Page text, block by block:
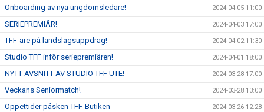
Onboarding av nya ungdomsledare! 2024-04-05 11:00
SERIEPREMIÄR! 2024-04-03 17:00
TFF-are på landslagsuppdrag! 2024-04-02 11:30
Studio TFF inför seriepremiären! 2024-04-01 18:00
NYTT AVSNITT AV STUDIO TFF UTE! 2024-03-28 17:00
Veckans Seniormatch! 2024-03-28 13:00
Öppettider påsken TFF-Butiken 2024-03-26 12:28